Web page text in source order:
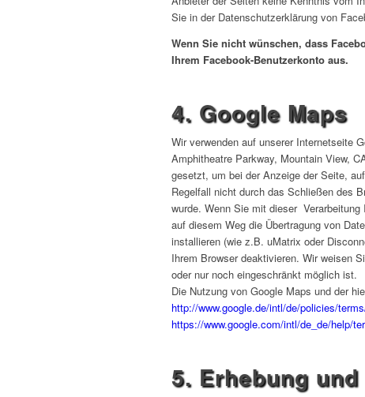
Sie in der Datenschutzerklärung von
Wenn Sie nicht wünschen, dass
Ihrem Facebook-Benutzerkonto aus.
4. Google Maps
Wir verwenden auf unserer Internetseite
Amphitheatre Parkway, Mountain View,
gesetzt, um bei der Anzeige der Seite,
Regelfall nicht durch das Schließen des
wurde. Wenn Sie mit dieser
auf diesem Weg die Übertragung von
installieren (wie z.B. uMatrix oder
Ihrem Browser deaktivieren. Wir weisen
oder nur noch eingeschränkt möglich ist.
Die Nutzung von Google Maps und der
http://www.google.de/intl/de/policies/
https://www.google.com/intl/de_de/help/
5. Erhebung